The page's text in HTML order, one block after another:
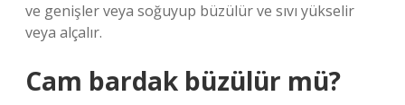
ve genişler veya soğuyup büzülür ve sıvı yükselir
veya alçalır.
Cam bardak büzülür mü?